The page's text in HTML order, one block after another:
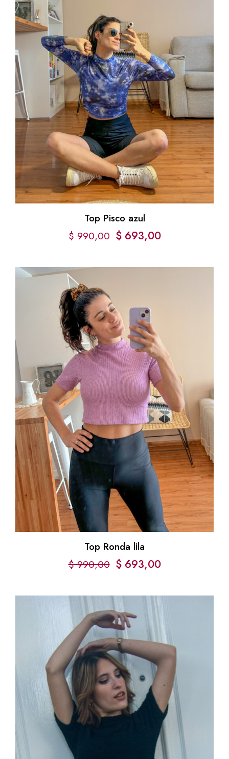
Top Pisco azul
$990,00 $693,00
Top Ronda lila
$990,00 $693,00